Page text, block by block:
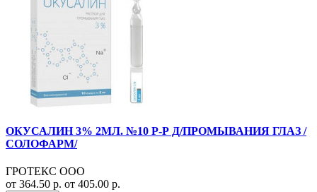
ОКУСАЛИН 3% 2МЛ. №10 Р-Р Д/ПРОМЫВАНИЯ ГЛАЗ /
СОЛОФАРМ/
ГРОТЕКС ООО
от 364.50 р. от 405.00 р.